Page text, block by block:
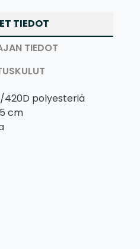
TIEDOT
TIEDOT
420D polyesteriä
cm